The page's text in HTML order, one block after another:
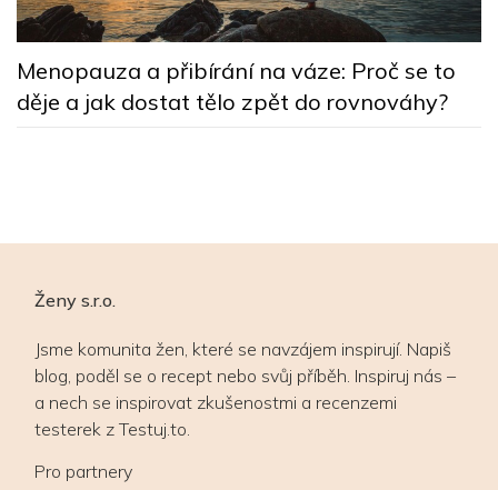
Menopauza a přibírání na váze: Proč se to
děje a jak dostat tělo zpět do rovnováhy?
Ženy s.r.o.
Jsme komunita žen, které se navzájem inspirují. Napiš
blog, poděl se o recept nebo svůj příběh. Inspiruj nás –
a nech se inspirovat zkušenostmi a recenzemi
testerek z Testuj.to.
Pro partnery